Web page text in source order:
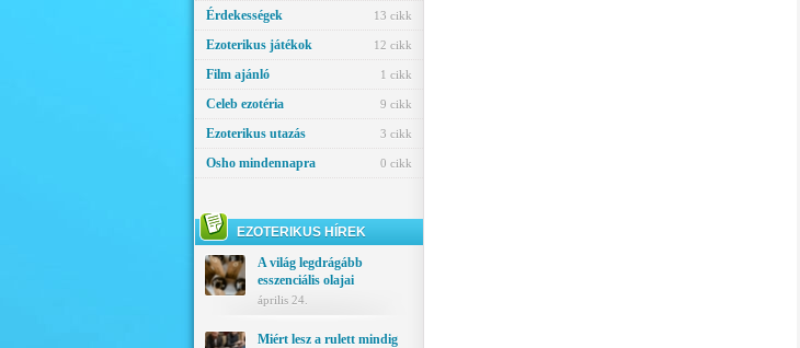
Érdekességek 13 cikk
Ezoterikus játékok 12 cikk
Film ajánló 1 cikk
Celeb ezotéria 9 cikk
Ezoterikus utazás 3 cikk
Osho mindennapra 0 cikk
EZOTERIKUS HÍREK
A világ legdrágább
esszenciális olajai
április 24.
Miért lesz a rulett mindig